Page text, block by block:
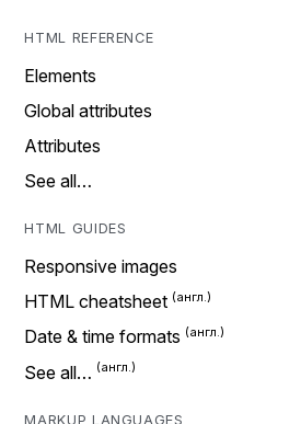
HTML REFERENCE
Elements
Global attributes
Attributes
See all…
HTML GUIDES
Responsive images
HTML cheatsheet
Date & time formats
See all…
MARKUP LANGUAGES